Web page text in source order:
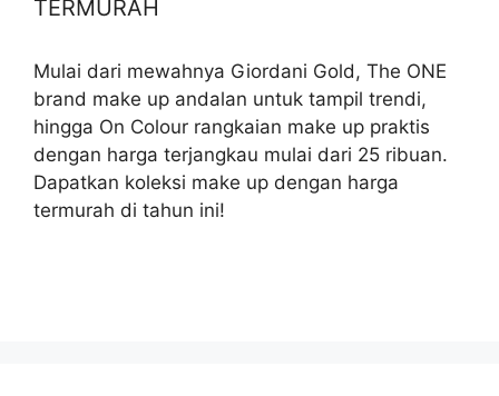
TERMURAH
Mulai dari mewahnya Giordani Gold, The ONE
brand make up andalan untuk tampil trendi,
hingga On Colour rangkaian make up praktis
dengan harga terjangkau mulai dari 25 ribuan.
Dapatkan koleksi make up dengan harga
termurah di tahun ini!